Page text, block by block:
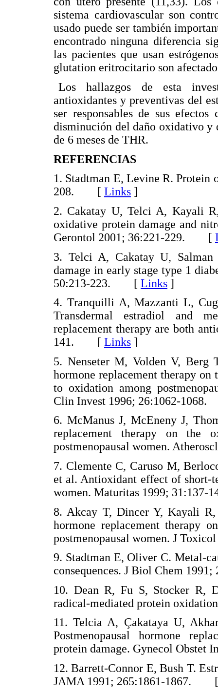
sistema cardiovascular son
usado puede ser también
encontrado ninguna diferencia
las pacientes que usan
glutation eritrocitario son
Los hallazgos de esta
antioxidantes y preventivas del
ser responsables de sus
disminución del daño oxidativo y
de 6 meses de THR.
REFERENCIAS
1. Stadtman E, Levine R.
208. [ Links ]
2. Cakatay U, Telci A, Kayali
oxidative protein damage and
Gerontol 2001; 36:221-229. [
3. Telci A, Cakatay U,
damage in early stage type 1
50:213-223. [ Links ]
4. Tranquilli A, Mazzanti L,
Transdermal estradiol and
replacement therapy are both
141. [ Links ]
5. Nenseter M, Volden V, Berg
hormone replacement therapy
to oxidation among
Clin Invest 1996; 26:1062-
6. McManus J, McEneny J,
replacement therapy on the
postmenopausal women.
7. Clemente C, Caruso M,
et al. Antioxidant effect of short-
women. Maturitas 1999;
8. Akcay T, Dincer Y, Kayali
hormone replacement therapy
postmenopausal women. J
9. Stadtman E, Oliver C. Metal-
consequences. J Biol Chem
10. Dean R, Fu S, Stocker R,
radical-mediated protein
11. Telcia A, Çakataya U,
Postmenopausal hormone
protein damage. Gynecol
12. Barrett-Connor E, Bush T.
JAMA 1991; 265:1861-1867.